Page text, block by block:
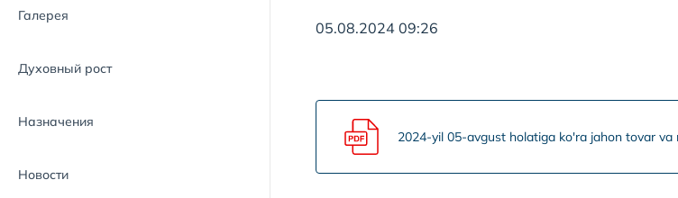
Галерея
Духовный рост
Назначения
Новости
05.08.2024 09:26
2024-yil 05-avgust holatiga ko'ra jahon tovar